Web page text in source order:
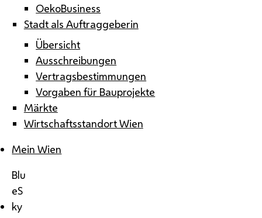
OekoBusiness
Stadt als Auftraggeberin
Übersicht
Ausschreibungen
Vertragsbestimmungen
Vorgaben für Bauprojekte
Märkte
Wirtschaftsstandort Wien
Mein Wien
Blu
eS
ky